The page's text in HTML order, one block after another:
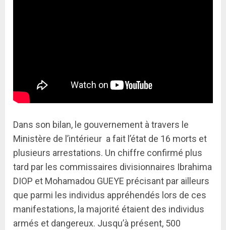
Dans son bilan, le gouvernement à travers le
Ministère de l’intérieur a fait l’état de 16 morts et
plusieurs arrestations. Un chiffre confirmé plus
tard par les commissaires divisionnaires Ibrahima
DIOP et Mohamadou GUEYE précisant par ailleurs
que parmi les individus appréhendés lors de ces
manifestations, la majorité étaient des individus
armés et dangereux. Jusqu’à présent, 500